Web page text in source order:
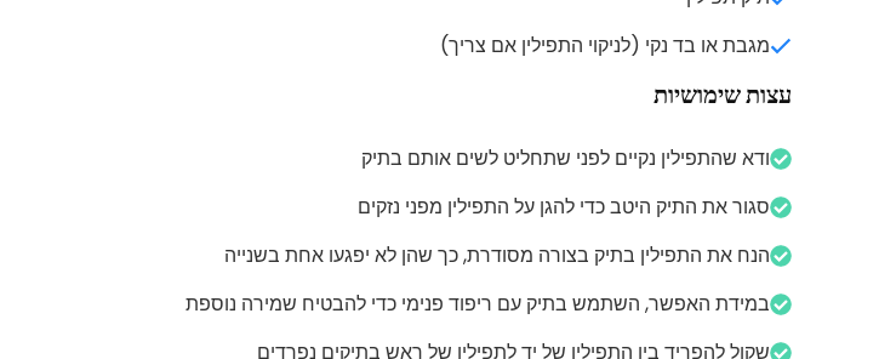
מגבת או בד נקי (לניקוי התפילין אם צריך)
עצות שימושיות
ודא שהתפילין נקיים לפני שתחליט לשים אותם בתיק
סגור את התיק היטב כדי להגן על התפילין מפני נזקים
הנח את התפילין בתיק בצורה מסודרת, כך שהן לא יפגעו אחת בשנייה
במידת האפשר, השתמש בתיק עם ריפוד פנימי כדי להבטיח שמירה נוספת
שקול להפריד בין התפילין של יד לתפילין של ראש בתיקים נפרדים